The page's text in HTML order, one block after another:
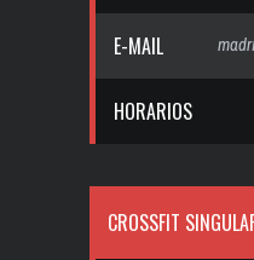
E-MAIL
HORARIOS
CROSSFIT